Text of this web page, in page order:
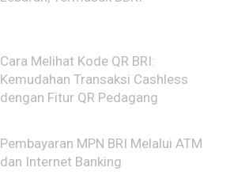
Cara Melihat Kode QR BRI:
Kemudahan Transaksi Cashless
dengan Fitur QR Pedagang
Pembayaran MPN BRI Melalui ATM
dan Internet Banking